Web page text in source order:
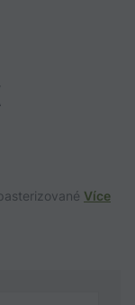
Více